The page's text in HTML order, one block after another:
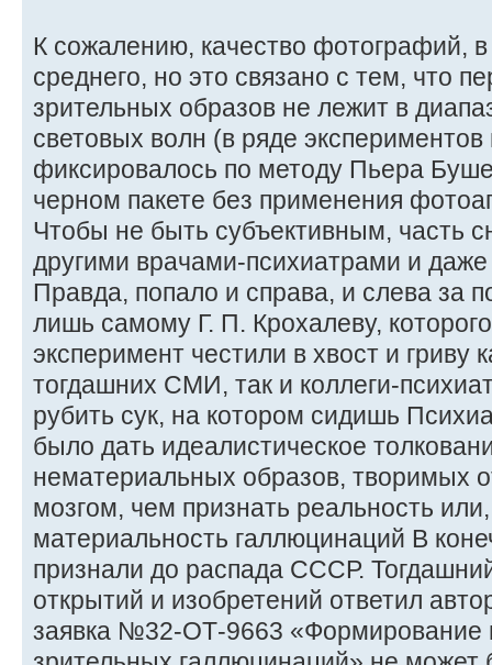
К сожалению, качество фотографий,
среднего, но это связано с тем, что
зрительных образов не лежит в
световых волн (в ряде
фиксировалось по методу Пьера
черном пакете без применения
Чтобы не быть субъективным, часть
другими врачами-психиатрами и
Правда, попало и справа, и слева за
лишь самому Г. П. Крохалеву,
эксперимент честили в хвост и гриву
тогдашних СМИ, так и коллеги-
рубить сук, на котором сидишь
было дать идеалистическое
нематериальных образов, творимых
мозгом, чем признать реальность
материальность галлюцинаций В
признали до распада СССР.
открытий и изобретений ответил
заявка №32-ОТ-9663 «Формирование